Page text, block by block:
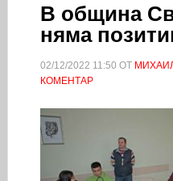
В община
няма
02/12/2022 11:50 ОТ
КОМЕНТАР